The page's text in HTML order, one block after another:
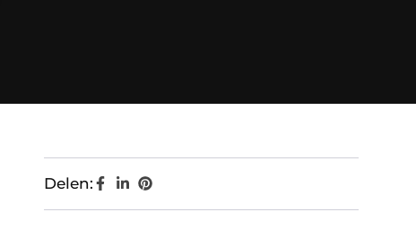
Delen: